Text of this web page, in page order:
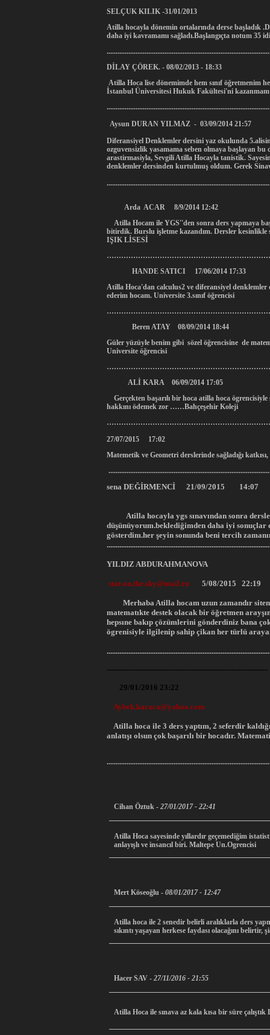
SELÇUK KILIK -31/01/2013
Atilla hocayla dönemin ortalarında derse başladık
daha iyi kavramamı sağladı.Başlangıçta notum
DİLAY ÇÖREK. - 08/02/2013 - 18:33
Atilla Hoca lise dönemimde hem sınıf öğretmenim
İstanbul Üniversitesi Hukuk Fakültesi'ni
Aysun DURAN YILMAZ - 03/09/2014 21:57
Diferansiyel Denklemler dersini yaz okulunda
ozguvensizlik yasamama seben olmaya başlayan
arastirmasiyla, Sevgili Atilla Hocayla tanistik.
denklemler dersinden kurtulmuş oldum. Gerek
Arda ACAR 8/9/2014 12:42
Atilla Hocam ile YGS''den sonra ders yapmaya
bitirdik. Burslu işletme kazandım. Dersler kesinlikle
IŞIK LİSESİ
HANDE SATICI 17/06/2014 17:33
Atilla Hoca'dan calculus2 ve diferansiyel denklemler
ederim hocam. Universite 3.sınıf öğrencisi
Beren ATAY 08/09/2014 18:44
Güler yüzüyle benim gibi sözel öğrencisine de
Universite öğrencisi
ALİ KARA 06/09/2014 17:05
Gerçekten başarılı bir hoca atilla hoca
hakkını ödemek zor ……Bahçeşehir Koleji
27/07/2015 17:02
Matemetik ve Geometri derslerinde sağladığı
sena DEĞİRMENCİ 21/09/2015 14:07
Atilla hocayla ygs sınavından sonra
düşünüyorum.beklediğimden daha iyi sonuçlar
gösterdim.her şeyin sonunda beni tercih
YILDIZ ABDURAHMANOVA
star.on.the.sky@mail.ru 5/08/2015 22:19
Merhaba Atilla hocam uzun zamandır
matematıkte destek olacak bir öğretmen
hepsıne bakıp çözümlerini gönderdiniz bana
ögrenisiyle ilgilenip sahip çikan her türlü
.........................................................................................
29/01/2016 23:22
Aybek.karaca@yahoo.com
Atilla hoca ile 3 ders yaptım, 2 seferdir
anlatışı olsun çok başarılı bir hocadır.
Cihan Öztuk - 27/01/2017 - 22:41
Atilla Hoca sayesinde yıllardır geçemediğim
anlayışlı ve insancıl biri. Maltepe Un.Ogrencisi
Mert Köseoğlu - 08/01/2017 - 12:47
Atilla hoca ile 2 senedir belirli aralıklarla ders
sıkıntı yaşayan herkese faydası olacağını belirtir,
Hacer SAV - 27/11/2016 - 21:55
Atilla Hoca ile sınava az kala kısa bir süre